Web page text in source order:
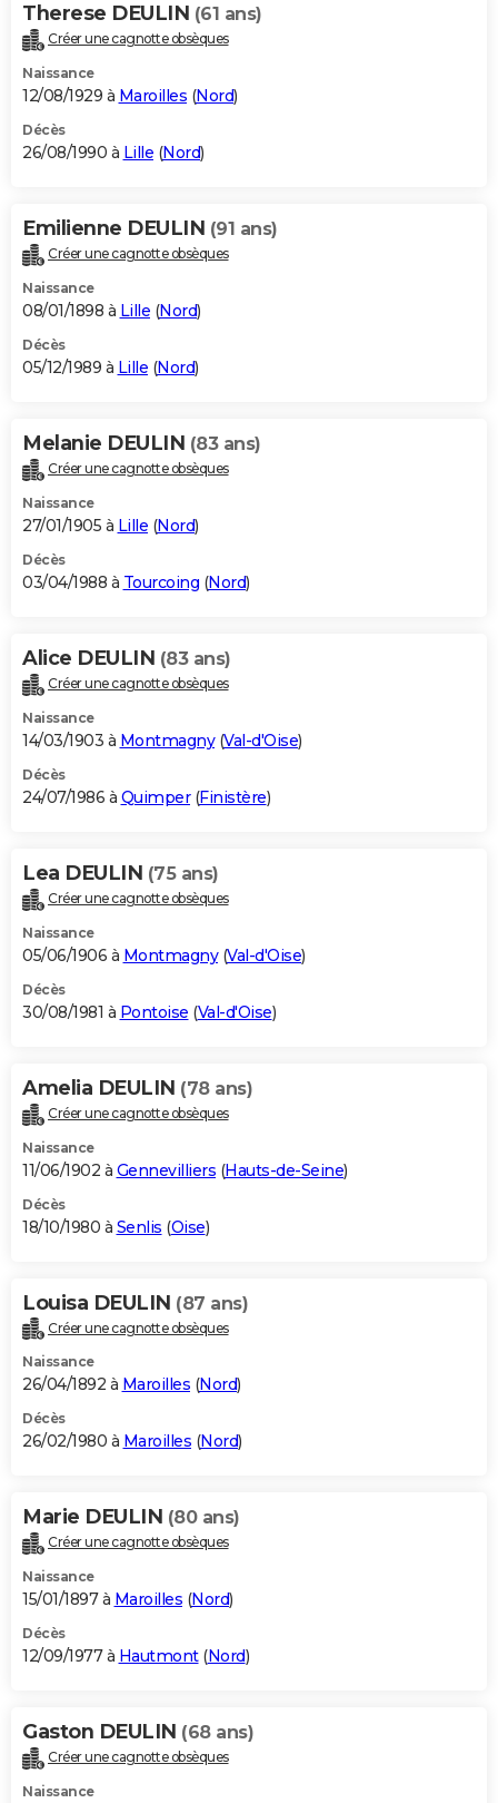
Therese DEULIN (61 ans)
Créer une cagnotte obsèques
Naissance
12/08/1929 à Maroilles (Nord)
Décès
26/08/1990 à Lille (Nord)
Emilienne DEULIN (91 ans)
Créer une cagnotte obsèques
Naissance
08/01/1898 à Lille (Nord)
Décès
05/12/1989 à Lille (Nord)
Melanie DEULIN (83 ans)
Créer une cagnotte obsèques
Naissance
27/01/1905 à Lille (Nord)
Décès
03/04/1988 à Tourcoing (Nord)
Alice DEULIN (83 ans)
Créer une cagnotte obsèques
Naissance
14/03/1903 à Montmagny(Val-d'Oise)
Décès
24/07/1986 à Quimper(Finistère)
Lea DEULIN (75 ans)
Créer une cagnotte obsèques
Naissance
05/06/1906 à Montmagny(Val-d'Oise)
Décès
30/08/1981 à Pontoise (Val-d'Oise)
Amelia DEULIN (78 ans)
Créer une cagnotte obsèques
Naissance
11/06/1902 à Gennevilliers (Hauts-de-Seine)
Décès
18/10/1980 à Senlis (Oise)
Louisa DEULIN (87 ans)
Créer une cagnotte obsèques
Naissance
26/04/1892 à Maroilles (Nord)
Décès
26/02/1980 à Maroilles (Nord)
Marie DEULIN (80 ans)
Créer une cagnotte obsèques
Naissance
15/01/1897 à Maroilles (Nord)
Décès
12/09/1977 à Hautmont(Nord)
Gaston DEULIN (68 ans)
Créer une cagnotte obsèques
Naissance